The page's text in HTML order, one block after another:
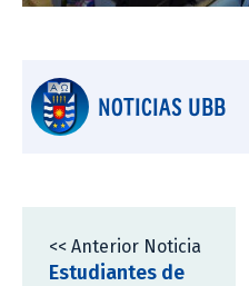
NOTICIAS UBB
<< Anterior Noticia
Estudiantes de